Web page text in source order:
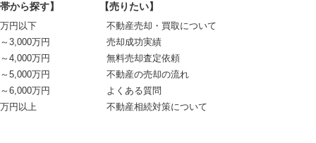
から探す】
円以下
3,000万円
4,000万円
5,000万円
6,000万円
円以上
【売りたい】
不動産売却・買取について
売却成功実績
無料売却査定依頼
不動産の売却の流れ
よくある質問
不動産相続対策について